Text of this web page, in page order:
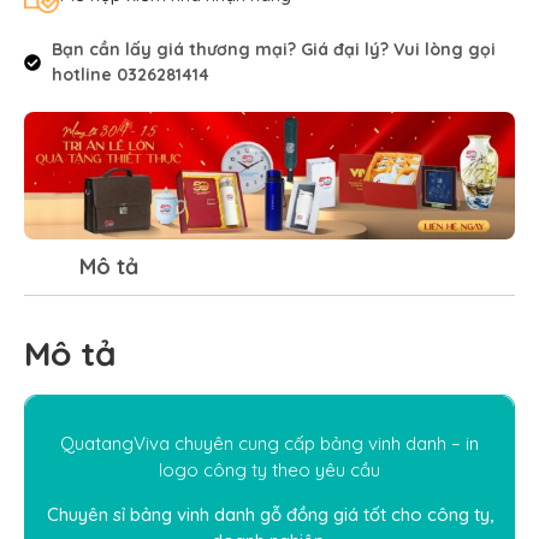
Bạn cần lấy giá thương mại? Giá đại lý? Vui lòng gọi
hotline 0326281414
Mô tả
Mô tả
QuatangViva chuyên cung cấp bảng vinh danh – in
logo công ty theo yêu cầu
Chuyên sỉ bảng vinh danh gỗ đồng giá tốt cho công ty,